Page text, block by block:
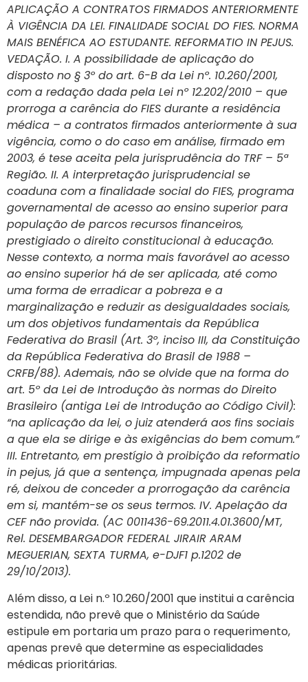
APLICAÇÃO A CONTRATOS FIRMADOS ANTERIORMENTE
À VIGÊNCIA DA LEI. FINALIDADE SOCIAL DO FIES. NORMA
MAIS BENÉFICA AO ESTUDANTE. REFORMATIO IN PEJUS.
VEDAÇÃO. I. A possibilidade de aplicação do
disposto no § 3º do art. 6-B da Lei nº. 10.260/2001,
com a redação dada pela Lei nº 12.202/2010 – que
prorroga a carência do FIES durante a residência
médica – a contratos firmados anteriormente à sua
vigência, como o do caso em análise, firmado em
2003, é tese aceita pela jurisprudência do TRF – 5ª
Região. II. A interpretação jurisprudencial se
coaduna com a finalidade social do FIES, programa
governamental de acesso ao ensino superior para
população de parcos recursos financeiros,
prestigiado o direito constitucional à educação.
Nesse contexto, a norma mais favorável ao acesso
ao ensino superior há de ser aplicada, até como
uma forma de erradicar a pobreza e a
marginalização e reduzir as desigualdades sociais,
um dos objetivos fundamentais da República
Federativa do Brasil (Art. 3º, inciso III, da Constituição
da República Federativa do Brasil de 1988 –
CRFB/88). Ademais, não se olvide que na forma do
art. 5º da Lei de Introdução às normas do Direito
Brasileiro (antiga Lei de Introdução ao Código Civil):
“na aplicação da lei, o juiz atenderá aos fins sociais
a que ela se dirige e às exigências do bem comum.”
III. Entretanto, em prestígio à proibição da reformatio
in pejus, já que a sentença, impugnada apenas pela
ré, deixou de conceder a prorrogação da carência
em si, mantém-se os seus termos. IV. Apelação da
CEF não provida. (AC 0011436-69.2011.4.01.3600/MT,
Rel. DESEMBARGADOR FEDERAL JIRAIR ARAM
MEGUERIAN, SEXTA TURMA, e-DJF1 p.1202 de
29/10/2013).
Além disso, a Lei n.º 10.260/2001 que institui a carência
estendida, não prevê que o Ministério da Saúde
estipule em portaria um prazo para o requerimento,
apenas prevê que determine as especialidades
médicas prioritárias.